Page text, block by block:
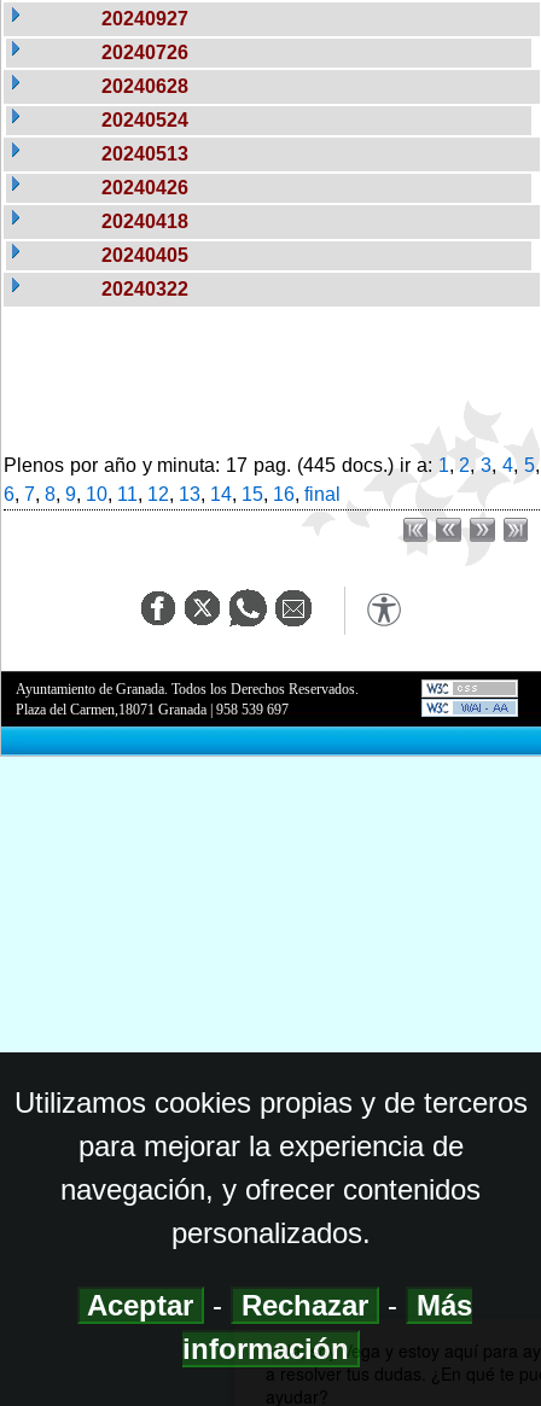
20240927
20240726
20240628
20240524
20240513
20240426
20240418
20240405
20240322
Plenos por año y minuta: 17 pag. (445 docs.) ir a: 1,2,3,4,5,
6, 7, 8, 9, 10, 11, 12, 13, 14, 15, 16, final
Ayuntamiento de Granada. Todos los Derechos Reservados.
Plaza del Carmen,18071 Granada |958 539 697
Utilizamos cookies propias y de terceros
para mejorar la experiencia de
navegación, y ofrecer contenidos
personalizados.
Aceptar - Rechazar -
Más
información